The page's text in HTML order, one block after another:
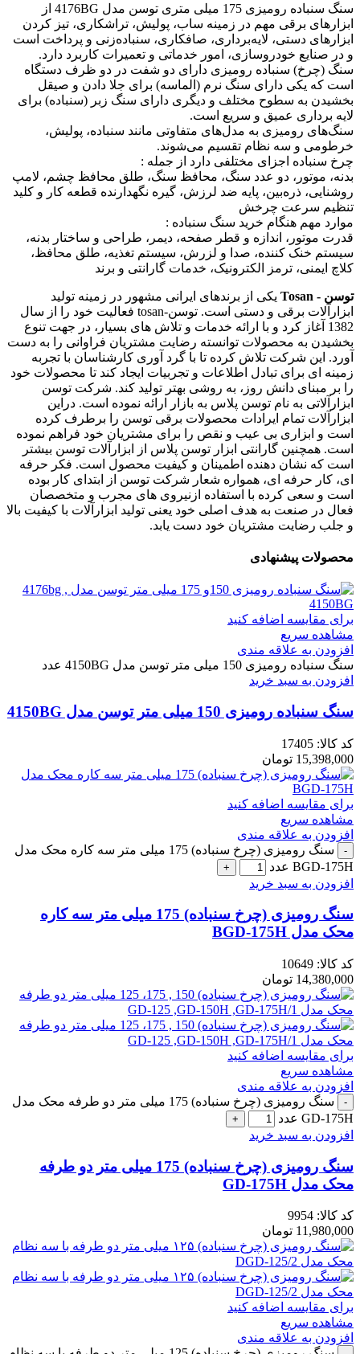
سنگ سنباده رومیزی 175 میلی متری توسن مدل 4176BG از
ابزارهای برقی مهم در زمینه ساب، پولیش، تراشکاری، تیز کردن
ابزارهای دستی، لایه‌برداری، صافکاری، سنباده‌زنی و پرداخت است
و در صنایع خودروسازی، امور خدماتی و تعمیرات کاربرد دارد.
سنگ (چرخ) سنباده رومیزی دارای دو شفت در دو ظرف دستگاه
است که یکی دارای سنگ نرم (الماسه) برای جلا دادن و صیقل
بخشیدن به سطوح مختلف و دیگری دارای سنگ زبر (سنباده) برای
لایه ‌برداری عمیق و سریع است.
سنگ‌های رومیزی به مدل‌های متفاوتی مانند سنباده، پولیش،
خرطومی و سه‌ نظام تقسیم می‌شوند.
چرخ سنباده اجزای مختلفی دارد از جمله :
بدنه، موتور، دو عدد سنگ، محافظ سنگ، طلق محافظ چشم، لامپ
روشنایی، ذره‌بین، پایه ضد لرزش، گیره نگهدارنده قطعه کار و کلید
تنظیم سرعت چرخش
موارد مهم هنگام خرید سنگ سنباده :
قدرت موتور، اندازه و قطر صفحه، دیمر، طراحی و ساختار بدنه،
سیستم خنک ‌کننده، صدا و لزرش، سیستم تغذیه، طلق محافظ،
کلاچ ایمنی، ترمز الکترونیک، خدمات گارانتی و برند
توسن - Tosan
یکی از برندهای ایرانی مشهور در زمینه تولید
ابزارآلات برقی و دستی است. توسن-tosan فعالیت خود را از سال
1382 آغاز کرد و با ارائه خدمات و تلاش های بسیار، در جهت تنوع
بخشیدن به محصولات توانسته رضایت مشتریان فراوانی را به دست
آورد. این شرکت تلاش کرده تا با گرد آوری کارشناسان با تجربه
زمینه ای برای تبادل اطلاعات و تجربیات ایجاد کند تا محصولات خود
را بر مبنای دانش روز، به روشی بهتر تولید کند. شرکت توسن
ابزارآلاتی به نام توسن پلاس به بازار ارائه نموده است. دراین
ابزارآلات تمام ایرادات محصولات برقی توسن را برطرف کرده
است و ابزاری بی عیب و نقص را برای مشتریان خود فراهم نموده
است. همچنین گارانتی ابزار توسن پلاس از ابزارآلات توسن بیشتر
است که نشان دهنده اطمینان و کیفیت محصول است. فکر حرفه
ای، کار حرفه ای، همواره شعار شرکت توسن از ابتدای کار بوده
است و سعی کرده با استفاده ازنیروی های مجرب و متخصصان
فعال در صنعت به هدف اصلی خود یعنی تولید ابزارآلات با کیفیت بالا
و جلب رضایت مشتریان خود دست یابد.
محصولات پیشنهادی
برای مقایسه اضافه کنید
مشاهده سریع
افزودن به علاقه مندی
سنگ سنباده رومیزی 150 میلی متر توسن مدل 4150BG عدد
افزودن به سبد خرید
سنگ سنباده رومیزی 150 میلی متر توسن مدل 4150BG
کد کالا: 17405
15,398,000 تومان
برای مقایسه اضافه کنید
مشاهده سریع
افزودن به علاقه مندی
سنگ رومیزی (چرخ سنباده) 175 میلی متر سه کاره محک مدل
BGD-175H عدد
افزودن به سبد خرید
سنگ رومیزی (چرخ سنباده) 175 میلی متر سه کاره
محک مدل BGD-175H
کد کالا: 10649
14,380,000 تومان
برای مقایسه اضافه کنید
مشاهده سریع
افزودن به علاقه مندی
سنگ رومیزی (چرخ سنباده) 175 میلی متر دو طرفه محک مدل
GD-175H عدد
افزودن به سبد خرید
سنگ رومیزی (چرخ سنباده) 175 میلی متر دو طرفه
محک مدل GD-175H
کد کالا: 9954
11,980,000 تومان
برای مقایسه اضافه کنید
مشاهده سریع
افزودن به علاقه مندی